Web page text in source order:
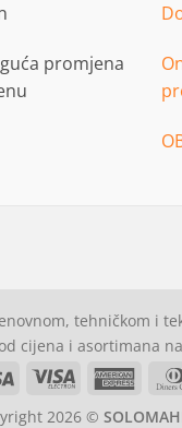
promjena
tehničkom i
cijena i asortimana
Visa
Visa
2026 ©